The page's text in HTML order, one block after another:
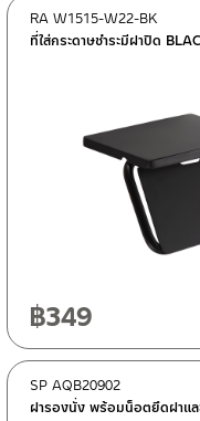
New Arrival สินค้าใหม่ ปี 2026
ที่ใส่กระดาษชำระมีฝาปิด
RA W1515-W22-BK
฿349
ฝารองนั่ง พร้อมน็อตยึดฝาแ
SP AQB20902